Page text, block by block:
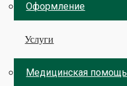
Оформление
Услуги
Медицинская помощь